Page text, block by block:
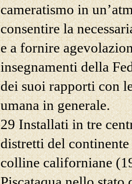
cameratismo in
consentire la
e a fornire
insegnamenti della
dei suoi rapporti con
umana in generale.
29 Installati in tre
distretti del
colline californiane